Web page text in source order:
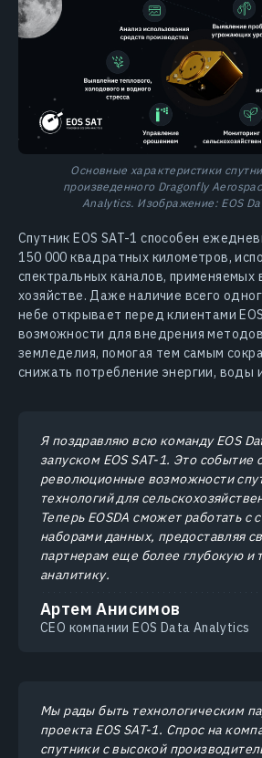
Основные характеристики
произведенного Dragonfly
Analytics. Изображение: EOS
Спутник EOS SAT-1 способен
150 000 квадратных километров,
спектральных каналов, применяемых
хозяйстве. Даже наличие всего
небе открывает перед клиентами
возможности для внедрения
земледелия, помогая тем самым
снижать потребление энергии, воды
Я поздравляю всю команду EOS
запуском EOS SAT-1. Это событие
революционные возможности
технологий для
Теперь EOSDA сможет работать с
наборами данных, предоставляя
партнерам еще более глубокую и
аналитику.
Артем Анисимов
СЕО компании EOS Data Analytics
Мы рады быть технологическим
проекта EOS SAT-1. Спрос на
спутники с высокой